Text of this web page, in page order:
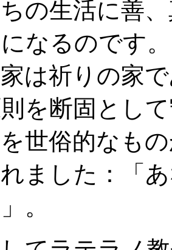
の生活に善
なるのです
は祈りの家
を断固とし
世俗的なも
ました：「
。